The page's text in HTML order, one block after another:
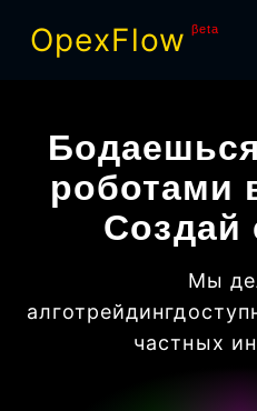
OpexFlow βeta
роботами
Создай
Мы
алготрейдинг
частных